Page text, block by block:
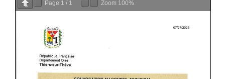
Page 1 / 1 Zoom 100%